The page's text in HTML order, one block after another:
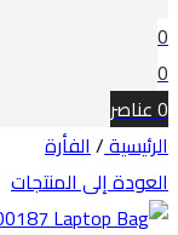
0
0
0عناصر
الرئيسية/الفأرة
العودة إلى المنتجات